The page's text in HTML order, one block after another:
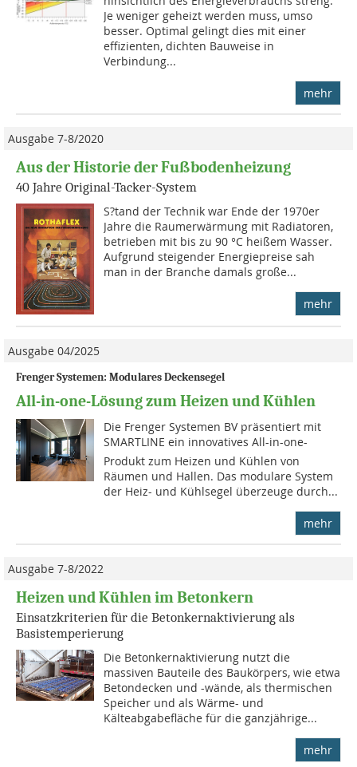
Je weniger geheizt werden muss, umso
besser. Optimal gelingt dies mit einer
effizienten, dichten Bauweise in
Verbindung...
mehr
Ausgabe 7-8/2020
Aus der Historie der Fußbodenheizung
40 Jahre Original-Tacker-System
S?tand der Technik war Ende der 1970er
Jahre die Raumerwärmung mit Radiatoren,
betrieben mit bis zu 90 °C heißem Wasser.
Aufgrund steigender Energiepreise sah
man in der Branche damals große...
mehr
Ausgabe 04/2025
Frenger Systemen: Modulares Deckensegel
All-in-one-Lösung zum Heizen und Kühlen
Die Frenger Systemen BV präsentiert mit
SMARTLINE ein innovatives All-in-one-
Produkt zum Heizen und Kühlen von
Räumen und Hallen. Das modulare System
der Heiz- und Kühlsegel überzeuge durch...
mehr
Ausgabe 7-8/2022
Heizen und Kühlen im Betonkern
Einsatzkriterien für die Betonkernaktivierung als
Basistemperierung
Die Betonkernaktivierung nutzt die
massiven Bauteile des Baukörpers, wie etwa
Betondecken und -wände, als thermischen
Speicher und als Wärme- und
Kälteabgabefläche für die ganzjährige...
mehr